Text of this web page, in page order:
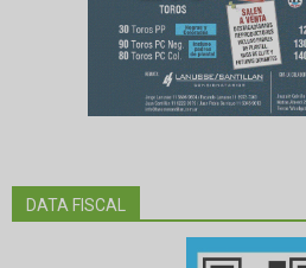
DATA FISCAL